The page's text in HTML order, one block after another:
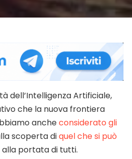
dell’Intelligenza Artificiale,
che la nuova frontiera
ancheconsiderato gli
scoperta diquel che si può
alla portata di tutti.